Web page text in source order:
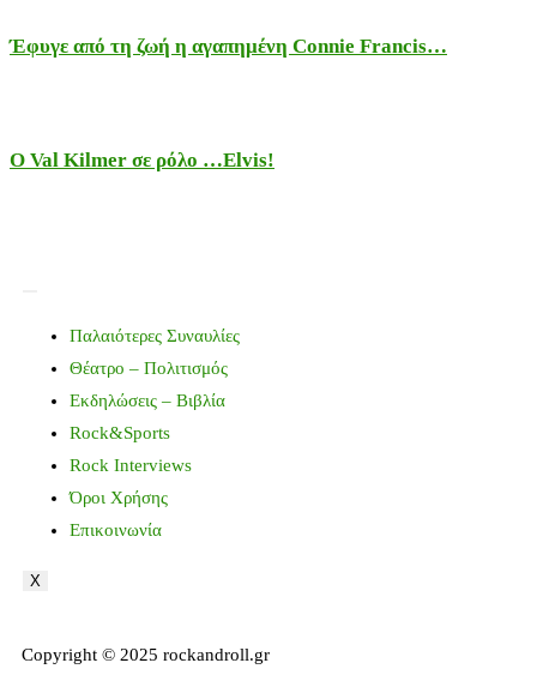
Έφυγε από τη ζωή η αγαπημένη Connie Francis…
Ο Val Kilmer σε ρόλο …Elvis!
Παλαιότερες Συναυλίες
Θέατρο – Πολιτισμός
Εκδηλώσεις – Βιβλία
Rock&Sports
Rock Interviews
Όροι Χρήσης
Επικοινωνία
X
Copyright © 2025 rockandroll.gr